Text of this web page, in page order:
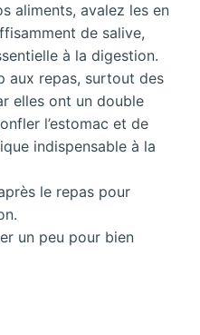
aliments, avalez les en
de salive,
à la digestion.
aux repas, surtout des
elles ont un double
l’estomac et de
indispensable à la
le repas pour
un peu pour bien